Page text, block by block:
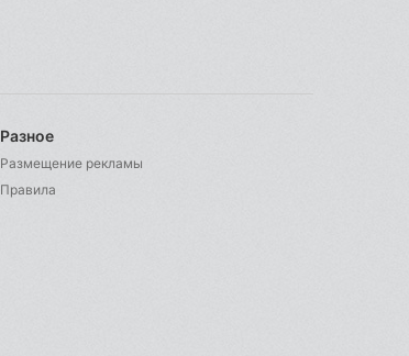
Разное
Размещение рекламы
Правила